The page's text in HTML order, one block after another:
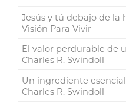
Jesús y tú debajo de la
Visión Para Vivir
El valor perdurable de
Charles R. Swindoll
Un ingrediente
Charles R. Swindoll